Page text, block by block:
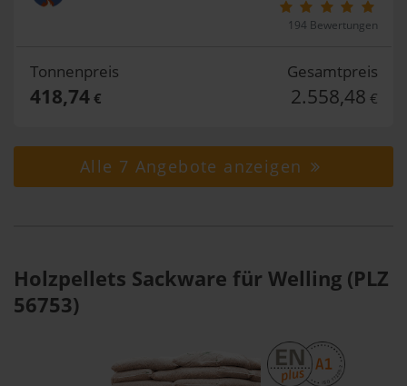
194 Bewertungen
Tonnenpreis
418,74€
Gesamtpreis
2.558,48 €
Alle 7 Angebote anzeigen
Holzpellets Sackware für Welling (PLZ
56753)